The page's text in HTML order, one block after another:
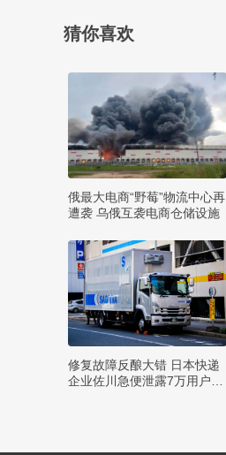
猜你喜欢
俄最大电商“野莓”物流中心再
遭袭 乌俄互袭电商仓储设施
修复故障反酿大错 日本快递
企业佐川急便泄露7万用户隐